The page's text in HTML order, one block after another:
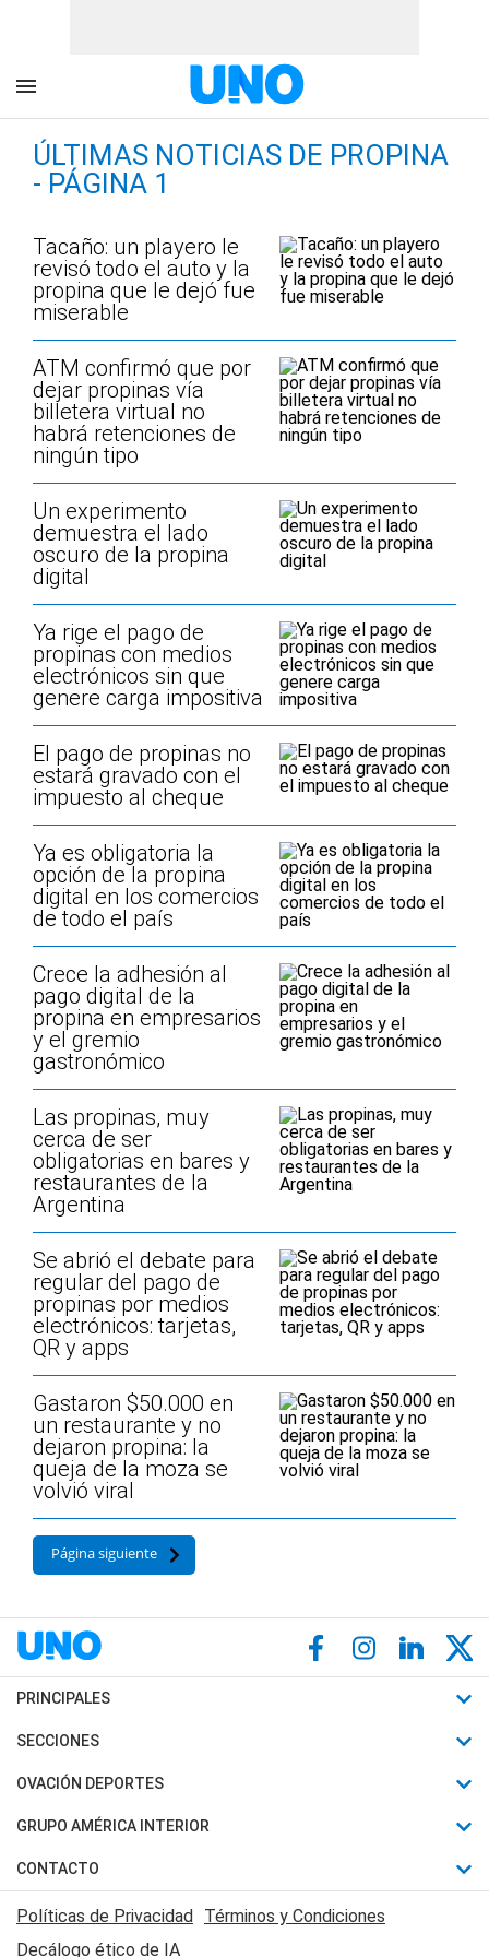
ÚLTIMAS NOTICIAS DE PROPINA
- PÁGINA 1
Tacaño: un playero le
revisó todo el auto y la
propina que le dejó fue
miserable
ATM confirmó que por
dejar propinas vía
billetera virtual no
habrá retenciones de
ningún tipo
Un experimento
demuestra el lado
oscuro de la propina
digital
Ya rige el pago de
propinas con medios
electrónicos sin que
genere carga impositiva
El pago de propinas no
estará gravado con el
impuesto al cheque
Ya es obligatoria la
opción de la propina
digital en los comercios
de todo el país
Crece la adhesión al
pago digital de la
propina en empresarios
y el gremio
gastronómico
Las propinas, muy
cerca de ser
obligatorias en bares y
restaurantes de la
Argentina
Se abrió el debate para
regular del pago de
propinas por medios
electrónicos: tarjetas,
QR y apps
Gastaron $50.000 en
un restaurante y no
dejaron propina: la
queja de la moza se
volvió viral
Página siguiente
PRINCIPALES
Últimas Noticias
Política
Judiciales
Economia
SECCIONES
Horóscopo
Motores
Trucos caseros
Series y Películas
OVACIÓN DEPORTES
Fútbol
Mundial
Automovilismo
Rugby
GRUPO AMÉRICA INTERIOR
Canal 7 en Vivo
CONTACTO
Acerca de Nosotros
Contactanos
Políticas de Privacidad Términos y Condiciones
Decálogo ético de IA